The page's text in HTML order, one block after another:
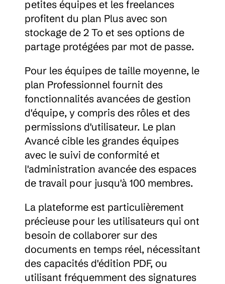
petites équipes et les freelances
profitent du plan Plus avec son
stockage de 2 To et ses options de
partage protégées par mot de passe.
Pour les équipes de taille moyenne, le
plan Professionnel fournit des
fonctionnalités avancées de gestion
d'équipe, y compris des rôles et des
permissions d'utilisateur. Le plan
Avancé cible les grandes équipes
avec le suivi de conformité et
l'administration avancée des espaces
de travail pour jusqu'à 100 membres.
La plateforme est particulièrement
précieuse pour les utilisateurs qui ont
besoin de collaborer sur des
documents en temps réel, nécessitant
des capacités d'édition PDF, ou
utilisant fréquemment des signatures